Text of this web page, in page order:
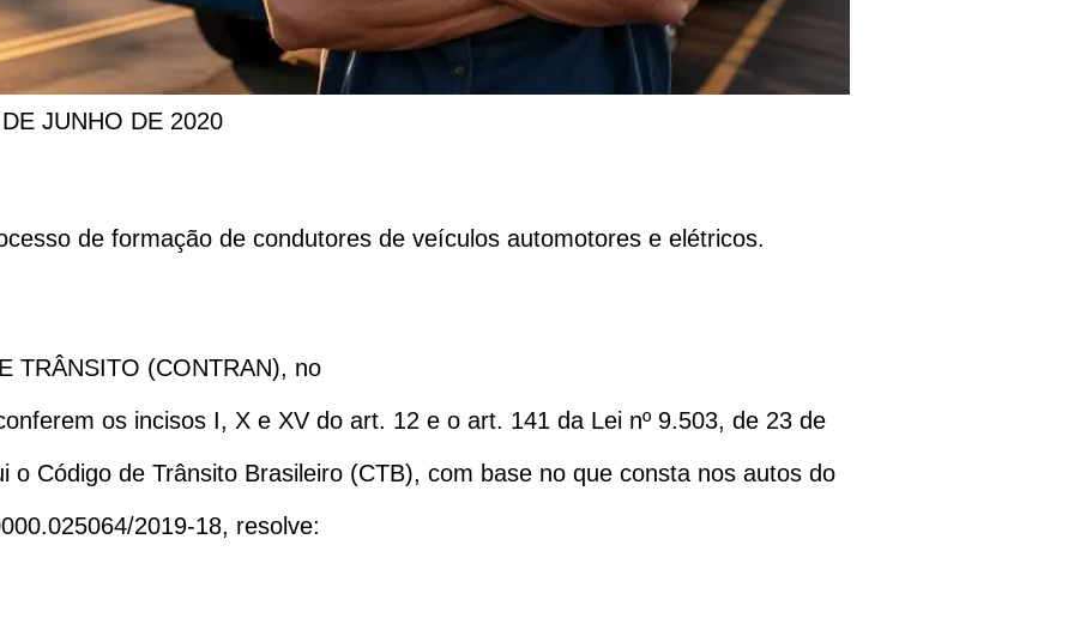
JUNHO DE 2020
de formação de condutores de veículos automotores e elétricos.
TRÂNSITO (CONTRAN), no
os incisos I, X e XV do art. 12 e o art. 141 da Lei nº 9.503, de 23 de
o Código de Trânsito Brasileiro (CTB), com base no que consta nos autos do
2019-18, resolve: